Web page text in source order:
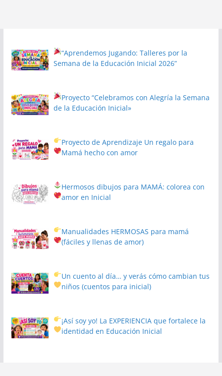
“Aprendemos Jugando: Talleres por la
Semana de la Educación Inicial 2026”
Proyecto“Celebramos con Alegría la Semana
de la Educación Inicial»
Proyecto de Aprendizaje Un regalo para
Mamá hecho con amor
Hermosos dibujos para MAMÁ: colorea con
amor en Inicial
Manualidades HERMOSAS para mamá
(fáciles y llenas de amor)
Un cuento al día… y verás cómo cambian tus
niños(cuentos para inicial)
¡Así soy yo! La EXPERIENCIA que fortalece la
identidad en Educación Inicial